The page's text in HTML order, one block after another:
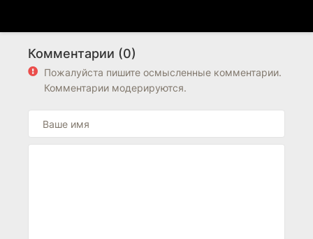
Комментарии (0)
Пожалуйста пишите осмысленные комментарии.
Комментарии модерируются.